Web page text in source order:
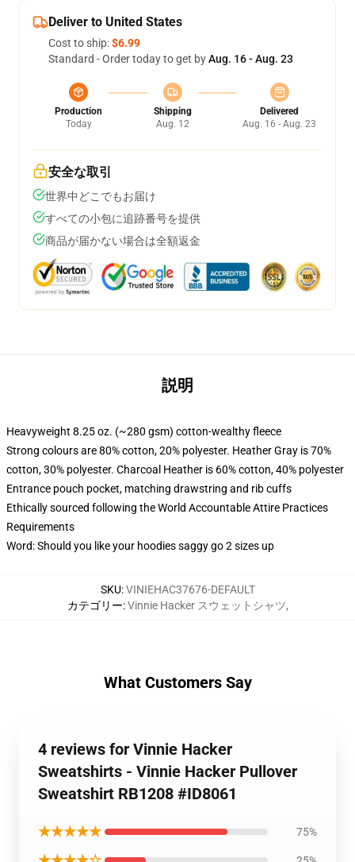
Deliver to United States
Cost to ship:$6.99
Standard - Order today to get byAug. 16 - Aug. 23
Production
Today
Shipping
Aug. 12
Delivered
Aug. 16 - Aug. 23
安全な取引
世界中どこでもお届け
すべての小包に追跡番号を提供
商品が届かない場合は全額返金
説明
Heavyweight 8.25 oz. (~280 gsm) cotton-wealthy fleece
Strong colours are 80% cotton, 20% polyester. Heather Gray is 70%
cotton, 30% polyester. Charcoal Heather is 60% cotton, 40% polyester
Entrance pouch pocket, matching drawstring and rib cuffs
Ethically sourced following the World Accountable Attire Practices
Requirements
Word: Should you like your hoodies saggy go 2 sizes up
SKU:VINIEHAC37676-DEFAULT
カテゴリー:Vinnie Hacker スウェットシャツ,
What Customers Say
4 reviews for Vinnie Hacker
Sweatshirts - Vinnie Hacker Pullover
Sweatshirt RB1208 #ID8061
★★★★★ 75%